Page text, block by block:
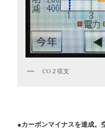
CO２収支
●カーボンマイナスを達成。